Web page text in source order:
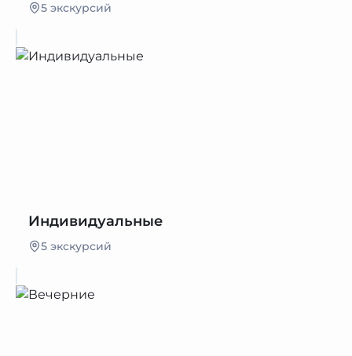
5 экскурсий
Индивидуальные
5 экскурсий